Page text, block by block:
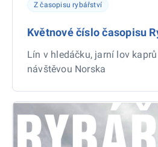
Z časopisu rybářství
Květnové číslo časopisu
Lín v hledáčku, jarní lov
návštěvou Norska